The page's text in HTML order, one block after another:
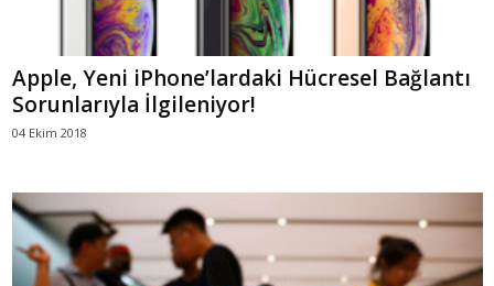
Apple, Yeni iPhone’lardaki Hücresel Bağlantı
Sorunlarıyla İlgileniyor!
04 Ekim 2018